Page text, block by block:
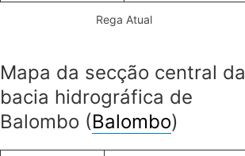
Rega Atual
Mapa da secção central da
bacia hidrográfica de
Balombo (Balombo)